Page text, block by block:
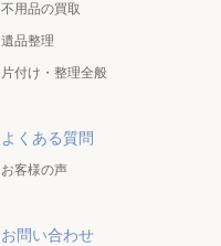
不用品の買取
遺品整理
片付け・整理全般
よくある質問
お客様の声
お問い合わせ